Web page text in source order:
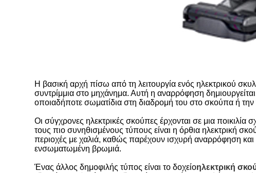
Η βασική αρχή πίσω από τη λειτουργία ενός ηλεκτρικού
συντρίμμια στο μηχάνημα. Αυτή η αναρρόφηση
οποιαδήποτε σωματίδια στη διαδρομή του στο σκούπα ή την
Οι σύγχρονες ηλεκτρικές σκούπες έρχονται σε μια
τους πιο συνηθισμένους τύπους είναι η όρθια ηλεκτρική
περιοχές με χαλιά, καθώς παρέχουν ισχυρή αναρρόφηση
ενσωματωμένη βρωμιά.
Ένας άλλος δημοφιλής τύπος είναι το δοχείοηλεκτρική